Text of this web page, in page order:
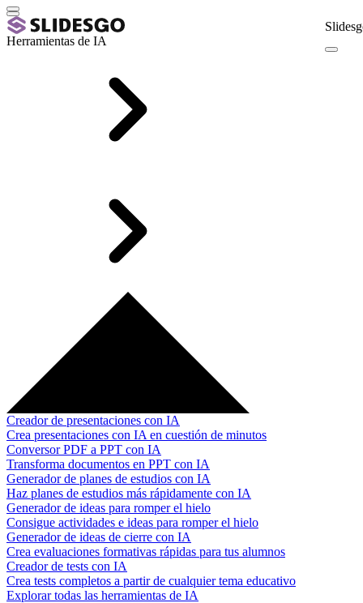
Herramientas de IA
Creador de presentaciones con IA
Crea presentaciones con IA en cuestión de minutos
Conversor PDF a PPT con IA
Transforma documentos en PPT con IA
Generador de planes de estudios con IA
Haz planes de estudios más rápidamente con IA
Generador de ideas para romper el hielo
Consigue actividades e ideas para romper el hielo
Generador de ideas de cierre con IA
Crea evaluaciones formativas rápidas para tus alumnos
Creador de tests con IA
Crea tests completos a partir de cualquier tema educativo
Explorar todas las herramientas de IA